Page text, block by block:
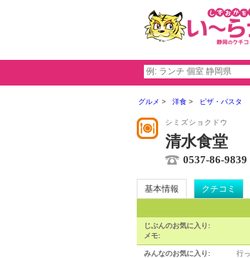
グルメ 洋食 ピザ・パスタ
シミズショクドウ
清水食堂
0537-86-9839
基本情報 クチコミ
じぶんのお気に入り:
メモ:
みんなのお気に入り: 行